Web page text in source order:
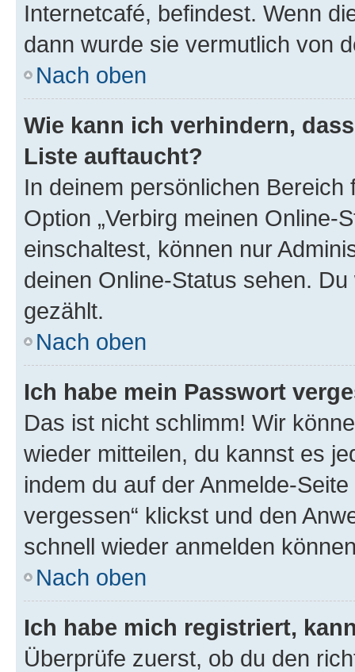
Internetcafé, befindest. Wenn
dann wurde sie vermutlich von
Nach oben
Wie kann ich verhindern,
Liste auftaucht?
In deinem persönlichen
Option „Verbirg meinen Online-
einschaltest, können nur
deinen Online-Status sehen.
gezählt.
Nach oben
Ich habe mein Passwort
Das ist nicht schlimm! Wir
wieder mitteilen, du kannst es
indem du auf der Anmelde-
vergessen“ klickst und den
schnell wieder anmelden
Nach oben
Ich habe mich registriert,
Überprüfe zuerst, ob du den